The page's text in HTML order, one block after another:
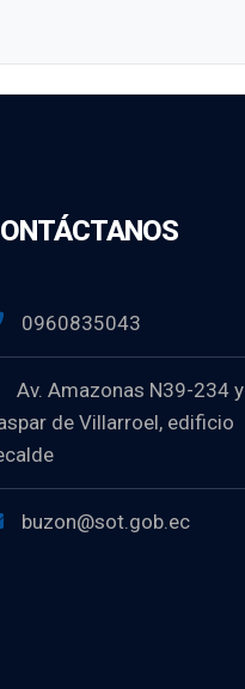
0960835043
Av. Amazonas N39-234 y
de Villarroel, edificio
buzon@sot.gob.ec